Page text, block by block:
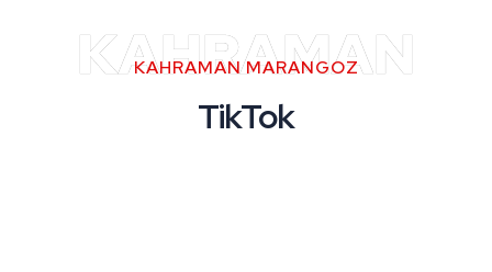
KAHRAMAN MARANGOZ
TikTok
KAHRAMAN